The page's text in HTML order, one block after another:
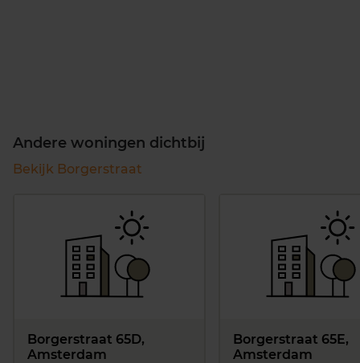
Andere woningen dichtbij
Bekijk Borgerstraat
Borgerstraat 65D,
Amsterdam
Borgerstraat 65E,
Amsterdam